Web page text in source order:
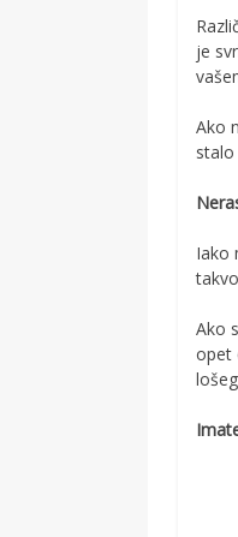
je
Ako
Iako
Ako
opet